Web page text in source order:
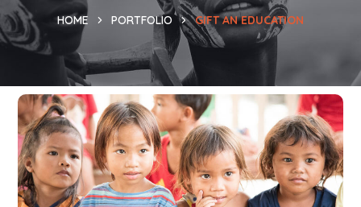
HOME PORTFOLIO GIFT AN EDUCATION